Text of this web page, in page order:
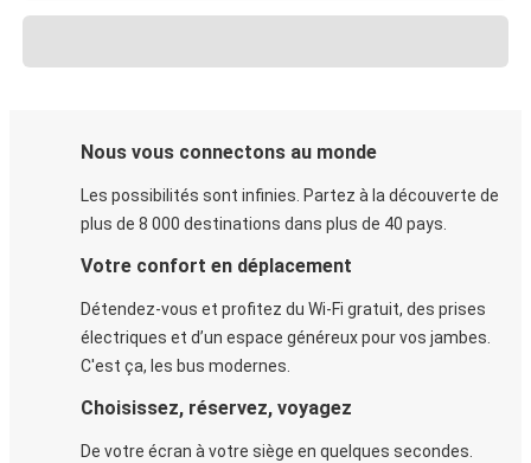
Nous vous connectons au monde
Les possibilités sont infinies. Partez à la découverte de
plus de 8 000 destinations dans plus de 40 pays.
Votre confort en déplacement
Détendez-vous et profitez du Wi-Fi gratuit, des prises
électriques et d’un espace généreux pour vos jambes.
C'est ça, les bus modernes.
Choisissez, réservez, voyagez
De votre écran à votre siège en quelques secondes.